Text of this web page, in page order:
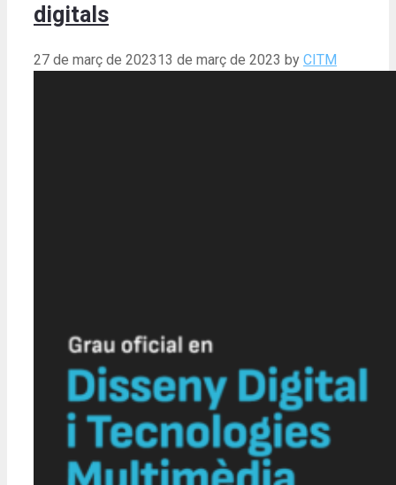
digitals
27 de març de 202313 de març de 2023 by CITM